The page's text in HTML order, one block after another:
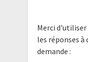
Merci
les réponses à
demande :